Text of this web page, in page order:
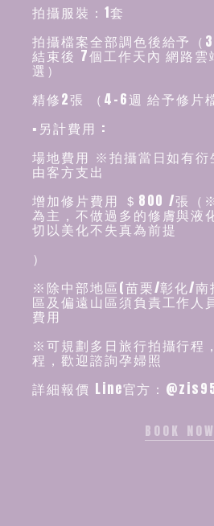
拍攝服裝：1套
拍攝檔案全部調色後給予（
結束後 7個工作天內 網路雲
選）
精修2張 （4-6週 給予修片
▪️另計費用 :
場地費用 ※拍攝當日如有衍
由客方支出
增加修片費用 ＄800 /張（
為主，不做過多的修膚與液
切以美化不失真為前提
）
※除中部地區(苗栗/彰化/南
區及偏遠山區須負責工作人
費用
※可規劃多日旅行拍攝行程
程，歡迎諮詢孕婦照
詳細報價 Line官方：
BOOK NOW